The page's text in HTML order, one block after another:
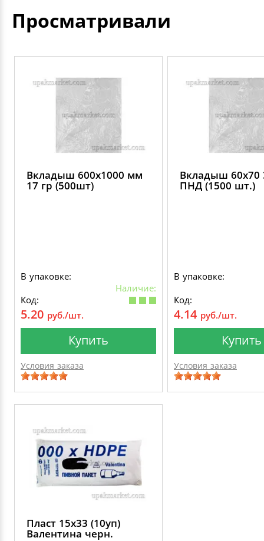
Просматривали
Вкладыш 600х1000 мм
17 гр (500шт)
В упаковке:
Наличие:
Код:
5.20 руб./шт.
Купить
Условия заказа
Вкладыш 60х70
ПНД (1500 шт.)
В упаковке:
Код:
4.14 руб./шт.
Купить
Условия заказа
Пласт 15х33 (10уп)
Валентина черн.